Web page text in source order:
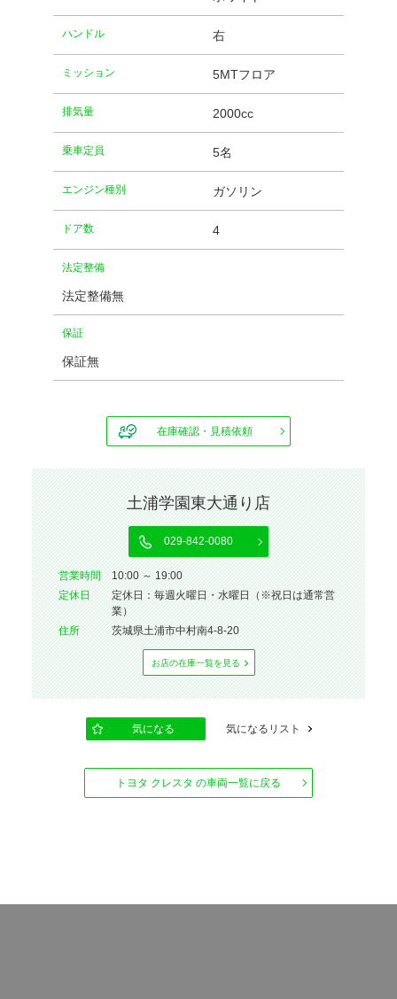
ハンドル 右
ミッション 5MTフロア
排気量 2000cc
乗車定員 5名
エンジン種別 ガソリン
ドア数 4
法定整備
法定整備無
保証
保証無
在庫確認・見積依頼
土浦学園東大通り店
029-842-0080
営業時間
10:00 ～ 19:00
定休⽇
定休日：毎週火曜日・水曜日（※祝日は通常営
業）
住所
茨城県土浦市中村南4-8-20
お店の在庫⼀覧を⾒る
気になる 気になるリスト
トヨタ クレスタ の車両一覧に戻る